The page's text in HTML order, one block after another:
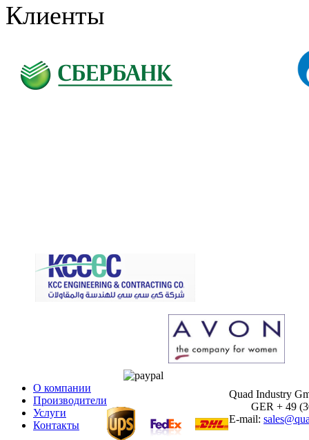
Клиенты
О компании
Производители
Услуги
Контакты
Quad Industry
GER + 49
E-mail: